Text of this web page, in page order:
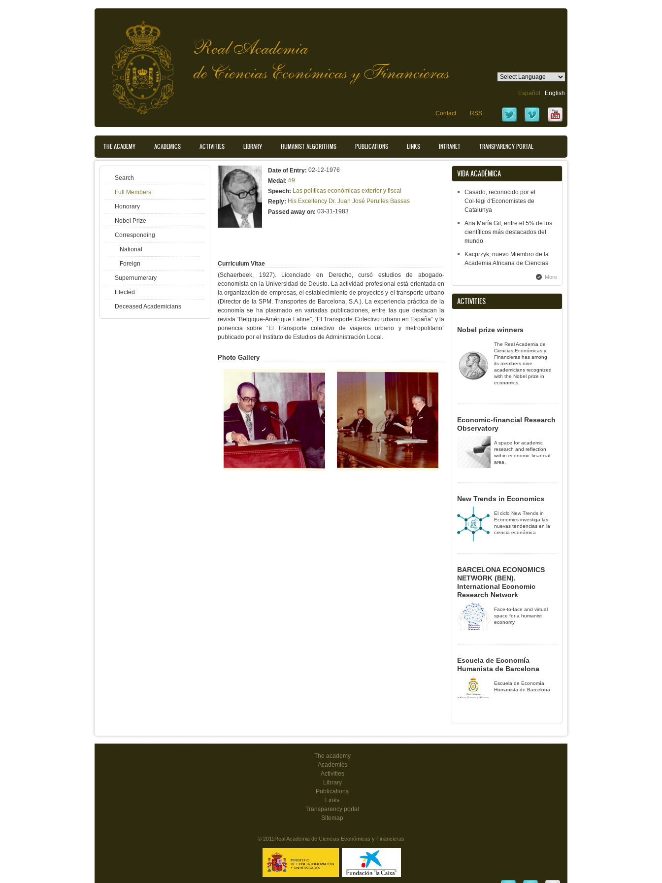
Real Academia
de Ciencias Económicas y Financieras
Español English
Contact RSS
Main menu en translated
THE ACADEMY ACADEMICS ACTIVITIES LIBRARY HUMANIST ALGORITHMS PUBLICATIONS LINKS INTRANET TRANSPARENCY PORTAL
Date of Entry: 02-12-1976
Medal: #9
Speech: Las políticas económicas exterior y fiscal
Reply: His Excellency Dr. Juan José Perulles Bassas
Passed away on: 03-31-1983
Curriculum Vitae
(Schaerbeek, 1927). Licenciado en Derecho, cursó estudios de abogado-
economista en la Universidad de Deusto. La actividad profesional está orientada en
la organización de empresas, el establecimiento de proyectos y el transporte urbano
(Director de la SPM. Transportes de Barcelona, S.A.). La experiencia práctica de la
economía se ha plasmado en variadas publicaciones, entre las que destacan la
revista “Belgique-Amérique Latine”, “El Transporte Colectivo urbano en España” y la
ponencia sobre “El Transporte colectivo de viajeros urbano y metropolitano”
publicado por el Instituto de Estudios de Administración Local.
Photo Gallery
Search
Full Members
Honorary
Nobel Prize
Corresponding
National
Foreign
Supernumerary
Elected
Deceased Academicians
VIDA ACADÉMICA
Casado, reconocido por el
Col·legi d'Economistes de
Catalunya
Ana María Gil, entre el 5% de los
científicos más destacados del
mundo
Kacprzyk, nuevo Miembro de la
Academia Africana de Ciencias
More
ACTIVITIES
Nobel prize winners
The Real Academia de
Ciencias Económicas y
Financieras has among
its members nine
academicians recognized
with the Nobel prize in
economics.
Economic-financial Research
Observatory
A space for academic
research and reflection
within economic-financial
area.
New Trends in Economics
El ciclo New Trends in
Economics investiga las
nuevas tendencias en la
ciencia económica
BARCELONA ECONOMICS
NETWORK (BEN).
International Economic
Research Network
Face-to-face and virtual
space for a humanist
economy
Escuela de Economía
Humanista de Barcelona
Escuela de Economía
Humanista de Barcelona
The academy
Academics
Activities
Library
Publications
Links
Transparency portal
Sitemap
© 2011Real Academia de Ciencias Económicas y Financieras